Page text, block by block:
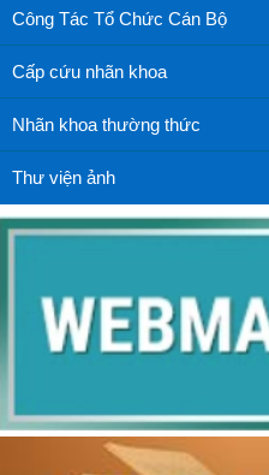
Công Tác Tổ Chức Cán Bộ
Cấp cứu nhãn khoa
Nhãn khoa thường thức
Thư viện ảnh